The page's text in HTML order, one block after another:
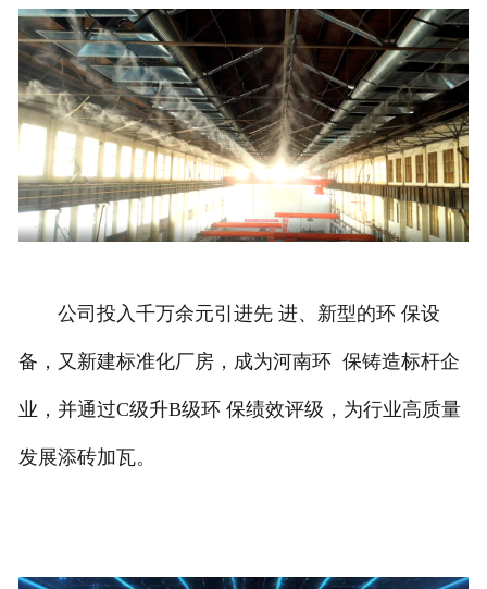
公司投入千万余元引进先 进、新型的环 保设
备，又新建标准化厂房，成为河南环 保铸造标杆企
业，并通过C级升B级环 保绩效评级，为行业高质量
发展添砖加瓦。